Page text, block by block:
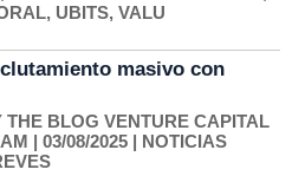
, UBITS, VALU
masivo con
THE BLOG VENTURE CAPITAL
| 03/08/2025 | NOTICIAS